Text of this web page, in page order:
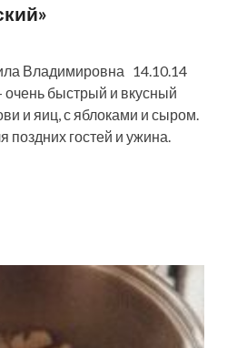
Владимировна 14.10.14
быстрый и вкусный
и яиц, с яблоками и сыром.
гостей и ужина.